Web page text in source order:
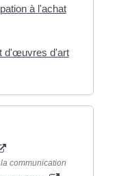
à l'achat
d'œuvres d'art
communication